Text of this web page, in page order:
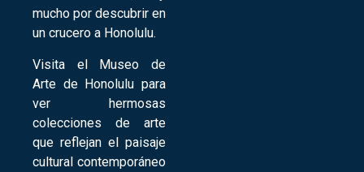
mucho por descubrir en
un crucero a Honolulu.
Visita el Museo de
Arte de Honolulu para
ver hermosas
colecciones de arte
que reflejan el paisaje
cultural contemporáneo